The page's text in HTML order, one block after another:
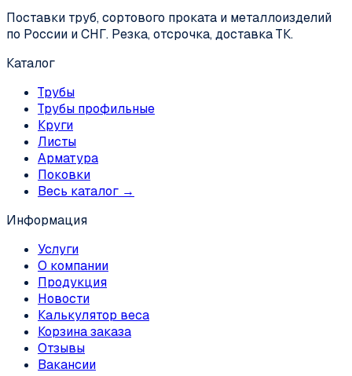
Поставки труб, сортового проката и металлоизделий
по России и СНГ. Резка, отсрочка, доставка ТК.
Каталог
Трубы
Трубы профильные
Круги
Листы
Арматура
Поковки
Весь каталог →
Информация
Услуги
О компании
Продукция
Новости
Калькулятор веса
Корзина заказа
Отзывы
Вакансии